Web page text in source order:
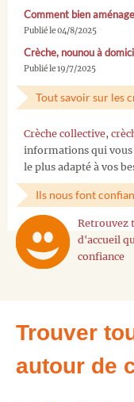
Comment bien
Publié le 04/8/2025
Crèche, nounou à
Publié le 19/7/2025
Tout savoir sur les
Crèche collective,
informations qui
le plus adapté à vos
Ils nous font
Retrouvez
d'accueil
confiance
Trouver
autour de